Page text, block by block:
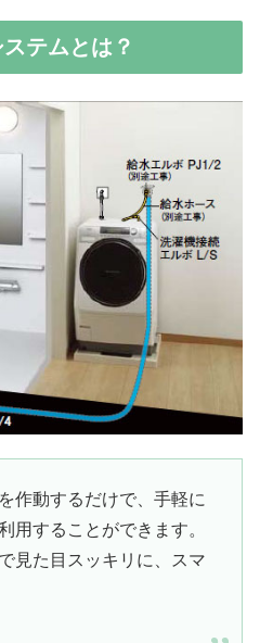
テムとは？
作動するだけで、手軽に
用することができます。
見た目スッキリに、スマ